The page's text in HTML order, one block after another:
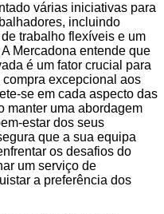
várias iniciativas para
incluindo
trabalho flexíveis e um
Mercadona entende que
é um fator crucial para
excepcional aos
se em cada aspecto das
manter uma abordagem
estar dos seus
que a sua equipa
os desafios do
um serviço de
a preferência dos